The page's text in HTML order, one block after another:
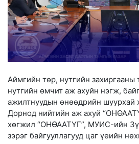
Аймгийн төр, нутгийн
нутгийн өмчит аж ахуйн нэгж,
ажилтнуудын өнөөдрийн шуурхай
Дорнод нийтийн аж ахуй
хөгжил “ОНӨААТҮГ”, МУИС-ийн
зэрэг байгууллагууд цаг үеийн